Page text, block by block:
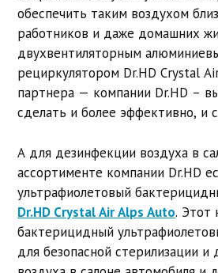
обеспечить таким воздухом
работников и даже домашних
двухвентиляторным
рециркулятором Dr.HD Crystal
партнера — компании Dr.HD –
сделать и более эффективно, и
А для дезинфекции воздуха в
ассортименте компании Dr.HD
ультрафиолетовый
Dr.HD Crystal Air Alps Auto. Этот
бактерицидный
для безопасной стерилизации и